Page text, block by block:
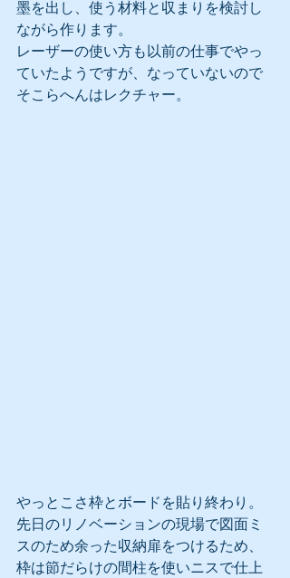
墨を出し、使う材料と収まりを検討し
ながら作ります。
レーザーの使い方も以前の仕事でやっ
ていたようですが、なっていないので
そこらへんはレクチャー。
やっとこさ枠とボードを貼り終わり。
先日のリノベーションの現場で図面ミ
スのため余った収納扉をつけるため、
枠は節だらけの間柱を使いニスで仕上